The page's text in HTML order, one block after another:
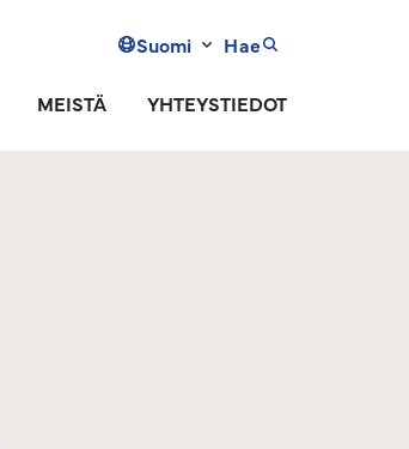
Suomi Hae
MEISTÄ YHTEYSTIEDOT